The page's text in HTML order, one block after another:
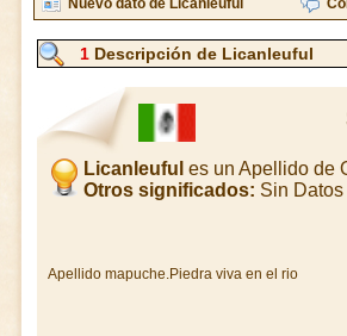
Nuevo dato de Licanleuful
1 Descripción de Licanleuful
Licanleuful es un Apellido de
Otros significados: Sin Datos
Apellido mapuche.Piedra viva en el rio